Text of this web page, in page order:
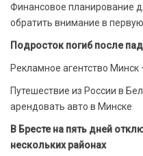
Финансовое планирование
обратить внимание в
Подросток погиб после
Рекламное агентство Минск
Путешествие из России в
арендовать авто в Минске
В Бресте на пять дней
нескольких районах